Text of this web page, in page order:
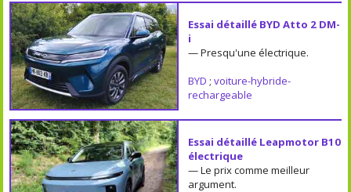
Essai détaillé BYD Atto 2 DM-
i
— Presqu'une électrique.
BYD ; voiture-hybride-
rechargeable
Essai détaillé Leapmotor B10
électrique
— Le prix comme meilleur
argument.